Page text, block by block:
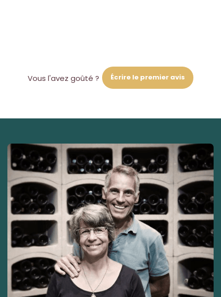
Vous l'avez goûté ? Écrire le premier avis